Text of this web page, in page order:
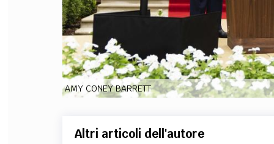
AMY CONEY BARRETT
Altri articoli dell'autore